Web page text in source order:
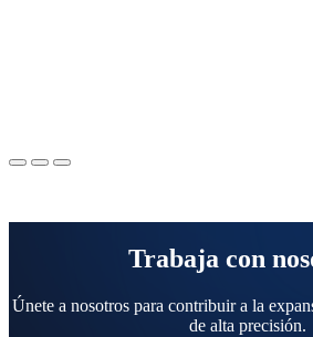
Trabaja con
Únete a nosotros para contribuir a la
de alta precisión.